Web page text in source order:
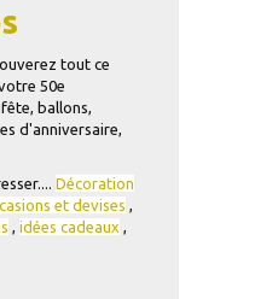
tout ce
50e
ballons,
d'anniversaire,
Décoration
et devises
idées cadeaux